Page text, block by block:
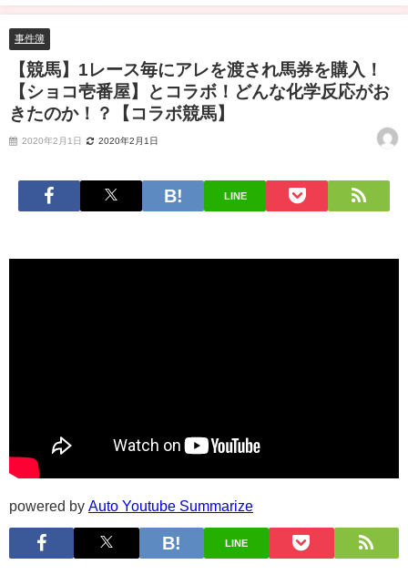
番屋】とコラボ！どんな化学反応がおきたのか！？【コラボ競馬】
事件簿
【競馬】1レース毎にアレを渡され馬券を購入！
【ショコ壱番屋】とコラボ！どんな化学反応がお
きたのか！？【コラボ競馬】
2020年2月1日 2020年2月1日
LINE
powered by Auto Youtube Summarize
LINE